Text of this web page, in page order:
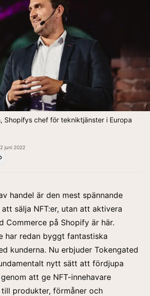
Shopifys chef för tekniktjänster i Europa
juni 2022
handel är den mest spännande
sälja NFT:er, utan att aktivera
Commerce på Shopify är här.
har redan byggt fantastiska
kunderna. Nu erbjuder Tokengated
nytt sätt att fördjupa
att ge NFT-innehavare
produkter, förmåner och